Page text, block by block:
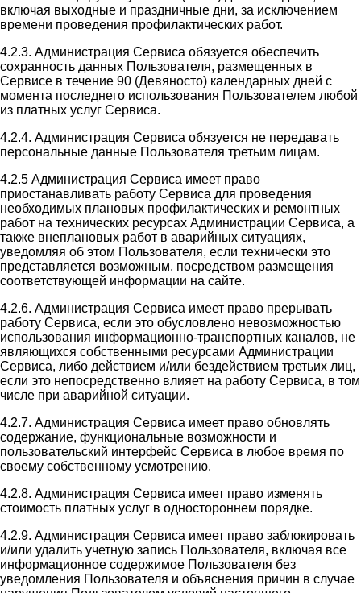
включая выходные и праздничные дни, за исключением
времени проведения профилактических работ.
4.2.3. Администрация Сервиса обязуется обеспечить
сохранность данных Пользователя, размещенных в
Сервисе в течение 90 (Девяносто) календарных дней с
момента последнего использования Пользователем любой
из платных услуг Сервиса.
4.2.4. Администрация Сервиса обязуется не передавать
персональные данные Пользователя третьим лицам.
4.2.5 Администрация Сервиса имеет право
приостанавливать работу Сервиса для проведения
необходимых плановых профилактических и ремонтных
работ на технических ресурсах Администрации Сервиса, а
также внеплановых работ в аварийных ситуациях,
уведомляя об этом Пользователя, если технически это
представляется возможным, посредством размещения
соответствующей информации на сайте.
4.2.6. Администрация Сервиса имеет право прерывать
работу Сервиса, если это обусловлено невозможностью
использования информационно-транспортных каналов, не
являющихся собственными ресурсами Администрации
Сервиса, либо действием и/или бездействием третьих лиц,
если это непосредственно влияет на работу Сервиса, в том
числе при аварийной ситуации.
4.2.7. Администрация Сервиса имеет право обновлять
содержание, функциональные возможности и
пользовательский интерфейс Сервиса в любое время по
своему собственному усмотрению.
4.2.8. Администрация Сервиса имеет право изменять
стоимость платных услуг в одностороннем порядке.
4.2.9. Администрация Сервиса имеет право заблокировать
и/или удалить учетную запись Пользователя, включая все
информационное содержимое Пользователя без
уведомления Пользователя и объяснения причин в случае